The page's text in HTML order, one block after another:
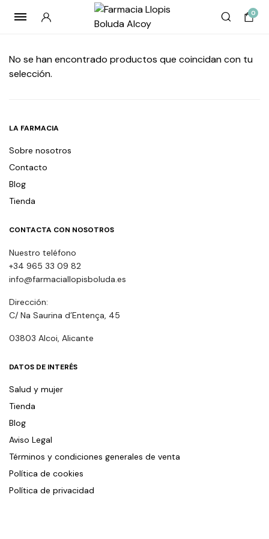
0
No se han encontrado productos que coincidan con tu
selección.
LA FARMACIA
Sobre nosotros
Contacto
Blog
Tienda
CONTACTA CON NOSOTROS
Nuestro teléfono
+34 965 33 09 82
info@farmaciallopisboluda.es
Dirección:
C/ Na Saurina d’Entença, 45
03803 Alcoi, Alicante
DATOS DE INTERÉS
Salud y mujer
Tienda
Blog
Aviso Legal
Términos y condiciones generales de venta
Política de cookies
Política de privacidad